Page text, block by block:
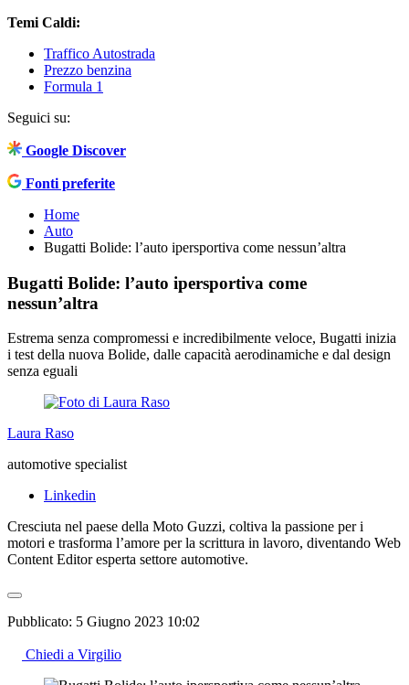
Temi Caldi:
Traffico Autostrada
Prezzo benzina
Formula 1
Seguici su:
Google Discover
Fonti preferite
Home
Auto
Bugatti Bolide: l’auto ipersportiva come nessun’altra
Bugatti Bolide: l’auto ipersportiva come
nessun’altra
Estrema senza compromessi e incredibilmente veloce, Bugatti inizia
i test della nuova Bolide, dalle capacità aerodinamiche e dal design
senza eguali
Laura Raso
automotive specialist
Linkedin
Cresciuta nel paese della Moto Guzzi, coltiva la passione per i
motori e trasforma l’amore per la scrittura in lavoro, diventando Web
Content Editor esperta settore automotive.
Pubblicato: 5 Giugno 2023 10:02
Chiedi a Virgilio